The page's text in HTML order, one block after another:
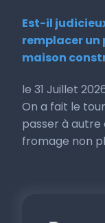
Est-il
remplacer un
maison
le 31 Juillet
On a fait le
passer à autre
fromage non